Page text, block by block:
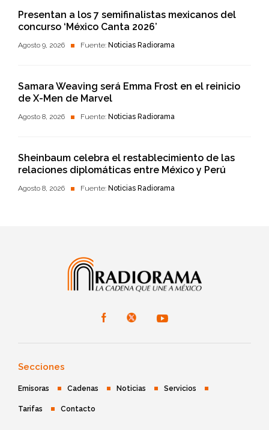
Presentan a los 7 semifinalistas mexicanos del
concurso ‘México Canta 2026’
Agosto 9, 2026 Fuente: Noticias Radiorama
Samara Weaving será Emma Frost en el reinicio
de X-Men de Marvel
Agosto 8, 2026 Fuente: Noticias Radiorama
Sheinbaum celebra el restablecimiento de las
relaciones diplomáticas entre México y Perú
Agosto 8, 2026 Fuente: Noticias Radiorama
Secciones
Emisoras Cadenas Noticias Servicios
Tarifas Contacto